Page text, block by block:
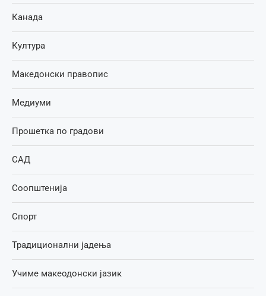
Канада
Култура
Македонски правопис
Медиуми
Прошетка по градови
САД
Соопштенија
Спорт
Традиционални јадења
Учиме макеодонски јазик